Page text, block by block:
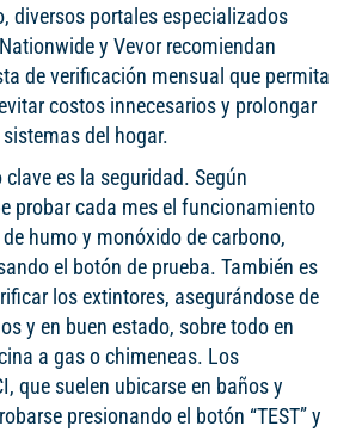
diversos portales especializados
y Vevor recomiendan
de verificación mensual que permita
costos innecesarios y prolongar
del hogar.
clave es la seguridad. Según
probar cada mes el funcionamiento
de humo y monóxido de carbono,
el botón de prueba. También es
los extintores, asegurándose de
y en buen estado, sobre todo en
a gas o chimeneas. Los
que suelen ubicarse en baños y
presionando el botón “TEST” y